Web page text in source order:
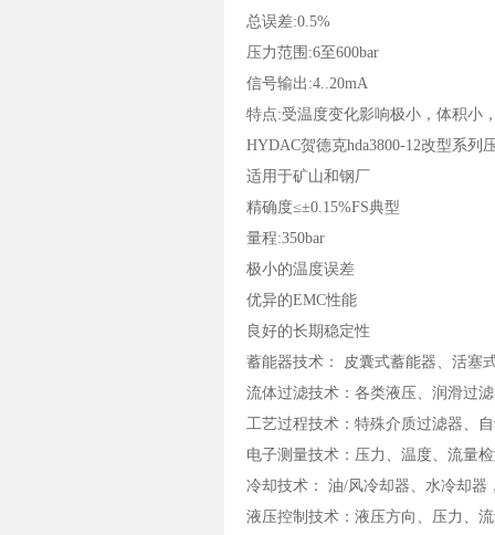
总误差:0.5%
压力范围:6至600bar
信号输出:4..20mA
特点:受温度变化影响极小，体积小
HYDAC贺德克hda3800-12改型系列
适用于矿山和钢厂
精确度≤±0.15%FS典型
量程:350bar
极小的温度误差
优异的EMC性能
良好的长期稳定性
蓄能器技术： 皮囊式蓄能器、活塞
流体过滤技术：各类液压、润滑过
工艺过程技术：特殊介质过滤器、
电子测量技术：压力、温度、流量
冷却技术： 油/风冷却器、水冷却器
液压控制技术：液压方向、压力、